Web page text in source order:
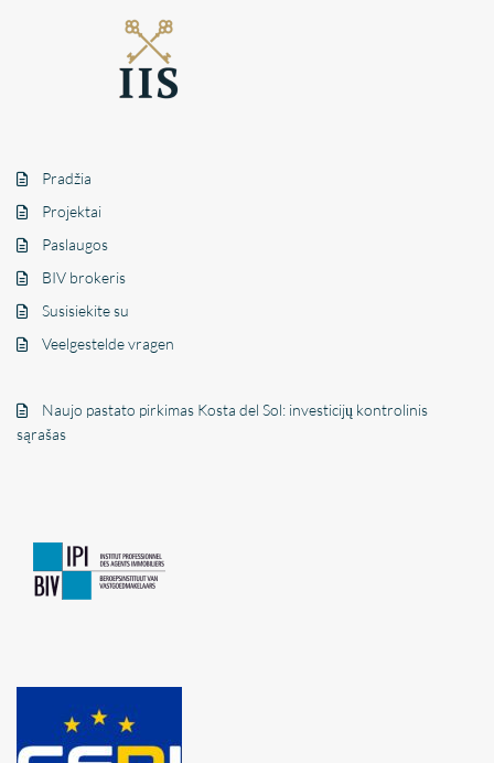
Pradžia
Projektai
Paslaugos
BIV brokeris
Susisiekite su
Veelgestelde vragen
Naujo pastato pirkimas Kosta del Sol: investicijų kontrolinis
sąrašas